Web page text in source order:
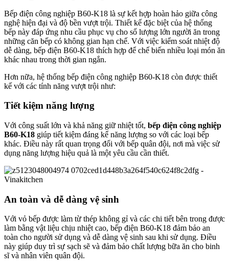
Bếp điện công nghiệp B60-K18 là sự kết hợp hoàn hảo giữa công
nghệ hiện đại và độ bền vượt trội. Thiết kế đặc biệt của hệ thống
bếp này đáp ứng nhu cầu phục vụ cho số lượng lớn người ăn trong
những căn bếp có không gian hạn chế. Với việc kiểm soát nhiệt độ
dễ dàng, bếp điện B60-K18 thích hợp để chế biến nhiều loại món ăn
khác nhau trong thời gian ngắn.
Hơn nữa, hệ thống bếp điện công nghiệp B60-K18 còn được thiết
kế với các tính năng vượt trội như:
Tiết kiệm năng lượng
Với công suất lớn và khả năng giữ nhiệt tốt, bếp điện công nghiệp
B60-K18 giúp tiết kiệm đáng kể năng lượng so với các loại bếp
khác. Điều này rất quan trọng đối với bếp quân đội, nơi mà việc sử
dụng năng lượng hiệu quả là một yêu cầu cần thiết.
An toàn và dễ dàng vệ sinh
Với vỏ bếp được làm từ thép không gỉ và các chi tiết bên trong được
làm bằng vật liệu chịu nhiệt cao, bếp điện B60-K18 đảm bảo an
toàn cho người sử dụng và dễ dàng vệ sinh sau khi sử dụng. Điều
này giúp duy trì sự sạch sẽ và đảm bảo chất lượng bữa ăn cho binh
sĩ và nhân viên quân đội.